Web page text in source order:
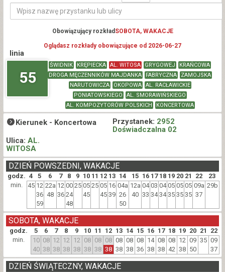
Obowiązujący rozkład SOBOTA, WAKACJE
Oglądasz rozkłady obowiązujące od 2026-06-27
linia
55
ŚWIDNIK KRĘPIECKA AL. WITOSA GRYGOWEJ
KRAŃCOWA
DROGA MĘCZENNIKÓW MAJDANKA
FABRYCZNA
ZAMOJSKA
NARUTOWICZA
OKOPOWA
AL. RACŁAWICKIE
PONIATOWSKIEGO
AL. SMORAWIŃSKIEGO
AL. KOMPOZYTORÓW POLSKICH
KONCERTOWA
Kierunek - Koncertowa Przystanek: 2952
Doświadczalna 02
Ulica: AL.
WITOSA
godz. 4 5 6 7 8 9 10 11 12 13 14 15 16 17 18 19 20 21 22 23
DZIEŃ POWSZEDNI, WAKACJE
min. 45 12
36
59
22a
48
12
36
00
24
48
25 05
45
25 05
45
16
39
04a
26
50
12a
40
04
33
03
34
04
34
05
35
05
35
05
35
09a
37
29b
godz. 5 6 7 8 9 10 11 12 13 14 15 16 17 18 19 20 21 22
SOBOTA, WAKACJE
min.
10
40
08
38
12
38
12
38
12
38
08
38
08
38
08
38
08
38
08
38
08
36
14
38
08
38
08
42
12
38
09
50
35 09
37
DZIEŃ ŚWIĄTECZNY, WAKACJE